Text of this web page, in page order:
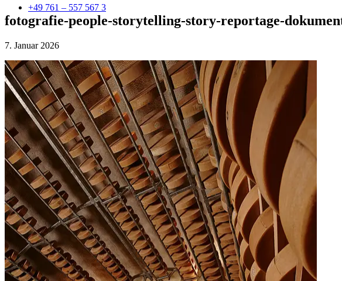
+49 761 – 557 567 3
myStory
Portfolio
People
Lifestyle
fotografie-people-storytelling-story-reportage-
7. Januar 2026